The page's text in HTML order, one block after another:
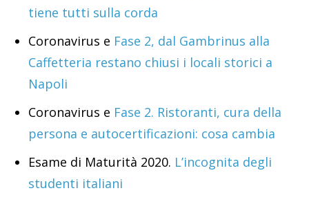
tiene tutti sulla corda
Coronavirus e Fase 2, dal Gambrinus alla
Caffetteria restano chiusi i locali storici a
Napoli
Coronavirus e Fase 2. Ristoranti, cura della
persona e autocertificazioni: cosa cambia
Esame di Maturità 2020. L’incognita degli
studenti italiani